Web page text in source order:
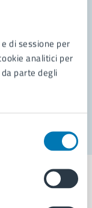
di sessione per
analitici per
parte degli